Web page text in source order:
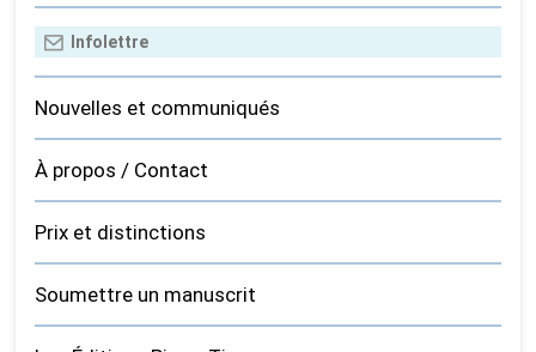
Nouvelles et communiqués
À propos / Contact
Prix et distinctions
Soumettre un manuscrit